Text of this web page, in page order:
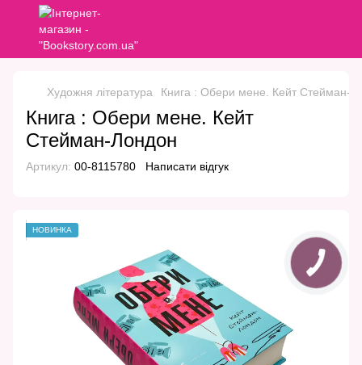
Художня література Книга : Обери мене. Кейт Стейман-
Книга : Обери мене. Кейт
Стейман-Лондон
Артикул: 00-8115780 Написати відгук
НОВИНКА